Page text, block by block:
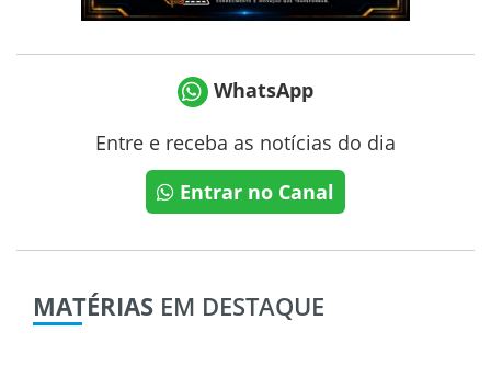
WhatsApp
Entre e receba as notícias do dia
Entrar no Canal
MATÉRIAS EM DESTAQUE